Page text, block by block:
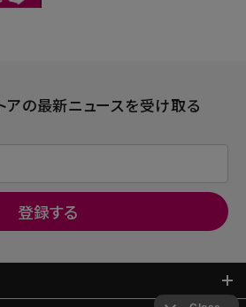
アの最新ニュースを受け取る